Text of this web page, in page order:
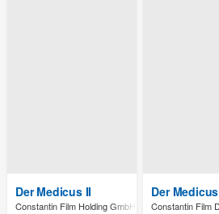
Der Medicus II
Constantin Film Holding GmbH (AT)
Der
Constantin Film